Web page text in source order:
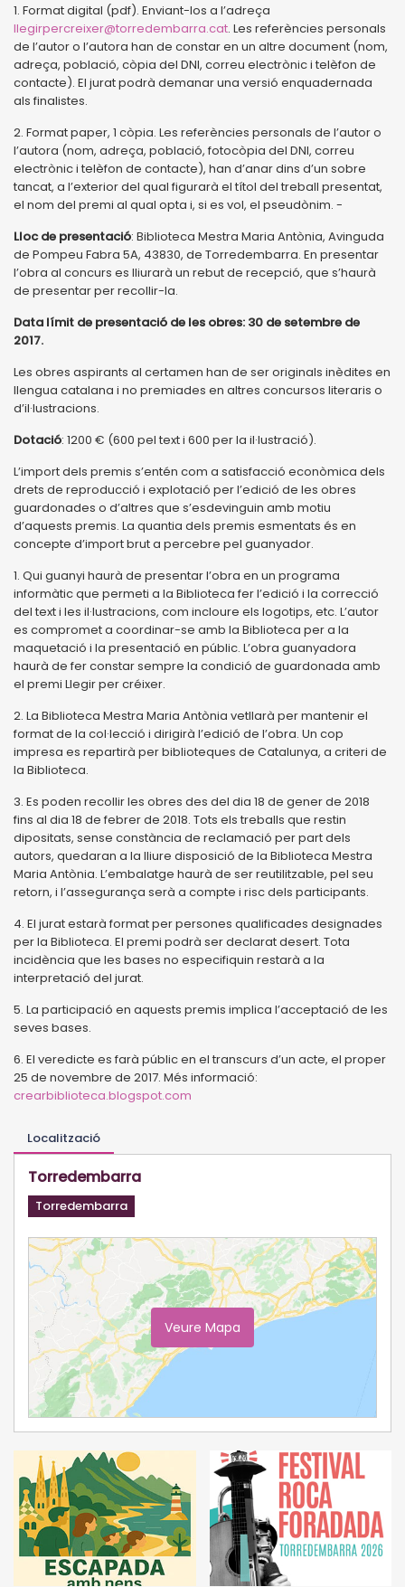
1. Format digital (pdf). Enviant-los a l’adreça
llegirpercreixer@torredembarra.cat. Les referències personals
de l’autor o l’autora han de constar en un altre document (nom,
adreça, població, còpia del DNI, correu electrònic i telèfon de
contacte). El jurat podrà demanar una versió enquadernada
als finalistes.
2. Format paper, 1 còpia. Les referències personals de l’autor o
l’autora (nom, adreça, població, fotocòpia del DNI, correu
electrònic i telèfon de contacte), han d’anar dins d’un sobre
tancat, a l’exterior del qual figurarà el títol del treball presentat,
el nom del premi al qual opta i, si es vol, el pseudònim. -
Lloc de presentació: Biblioteca Mestra Maria Antònia, Avinguda
de Pompeu Fabra 5A, 43830, de Torredembarra. En presentar
l’obra al concurs es lliurarà un rebut de recepció, que s’haurà
de presentar per recollir-la.
Data límit de presentació de les obres: 30 de setembre de
2017.
Les obres aspirants al certamen han de ser originals inèdites en
llengua catalana i no premiades en altres concursos literaris o
d’il·lustracions.
Dotació: 1200 € (600 pel text i 600 per la il·lustració).
L’import dels premis s’entén com a satisfacció econòmica dels
drets de reproducció i explotació per l’edició de les obres
guardonades o d’altres que s’esdevinguin amb motiu
d’aquests premis. La quantia dels premis esmentats és en
concepte d’import brut a percebre pel guanyador.
1. Qui guanyi haurà de presentar l’obra en un programa
informàtic que permeti a la Biblioteca fer l’edició i la correcció
del text i les il·lustracions, com incloure els logotips, etc. L’autor
es compromet a coordinar-se amb la Biblioteca per a la
maquetació i la presentació en públic. L’obra guanyadora
haurà de fer constar sempre la condició de guardonada amb
el premi Llegir per créixer.
2. La Biblioteca Mestra Maria Antònia vetllarà per mantenir el
format de la col·lecció i dirigirà l’edició de l’obra. Un cop
impresa es repartirà per biblioteques de Catalunya, a criteri de
la Biblioteca.
3. Es poden recollir les obres des del dia 18 de gener de 2018
fins al dia 18 de febrer de 2018. Tots els treballs que restin
dipositats, sense constància de reclamació per part dels
autors, quedaran a la lliure disposició de la Biblioteca Mestra
Maria Antònia. L’embalatge haurà de ser reutilitzable, pel seu
retorn, i l’assegurança serà a compte i risc dels participants.
4. El jurat estarà format per persones qualificades designades
per la Biblioteca. El premi podrà ser declarat desert. Tota
incidència que les bases no especifiquin restarà a la
interpretació del jurat.
5. La participació en aquests premis implica l’acceptació de les
seves bases.
6. El veredicte es farà públic en el transcurs d’un acte, el proper
25 de novembre de 2017. Més informació:
crearbiblioteca.blogspot.com
Localització
Torredembarra
Torredembarra
Veure Mapa